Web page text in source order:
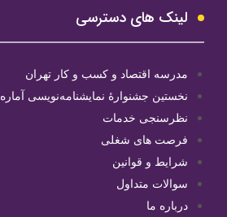
لینک های دسترسی
مدرسه اقتصاد و کسب و کار تهران
نخستین جشنوارۀ نمایشنامه‌نویسی آماره
نظرسنجی خدمات
فرصت های شغلی
شرایط و قوانین
سوالات متداول
درباره ما